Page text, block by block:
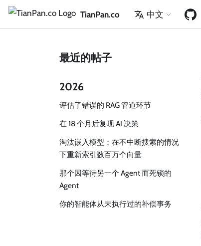
TianPan.co 中文
最近的帖子
2026
评估了错误的 RAG 管道环节
在 18 个月后复现 AI 决策
淘汰嵌入模型：在不中断搜索的情况
下重新索引数百万个向量
那个因等待另一个 Agent 而死锁的
Agent
你的智能体从未执行过的补偿事务